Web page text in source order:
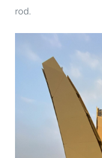
rod.